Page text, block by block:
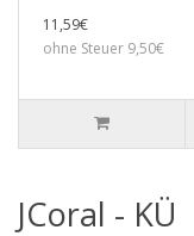
11,59€
ohne Steuer 9,50€
JCoral - KÜ